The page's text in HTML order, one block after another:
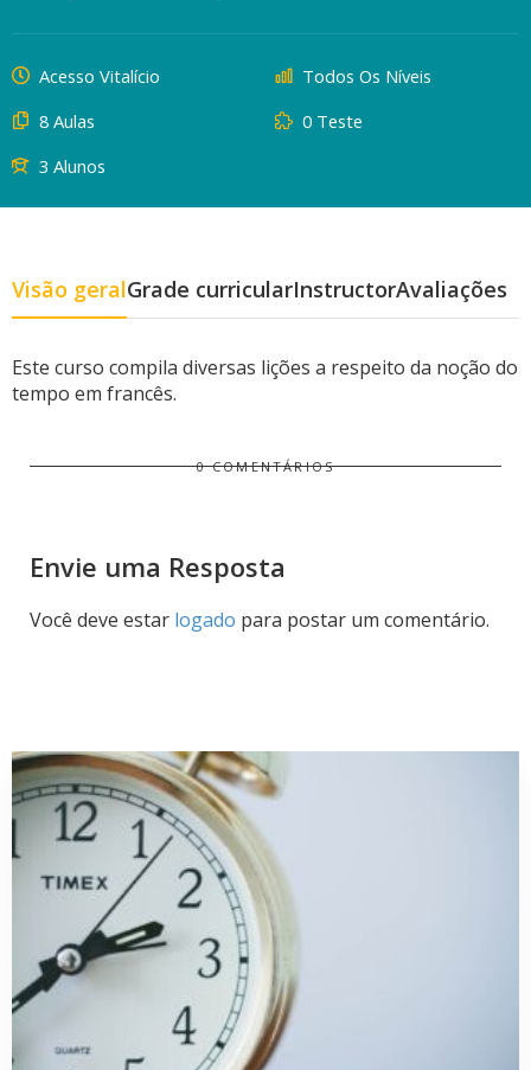
Acesso Vitalício
Todos Os Níveis
8 Aulas
0 Teste
3 Alunos
Visão geralGrade curricularInstructorAvaliações
Este curso compila diversas lições a respeito da noção do
tempo em francês.
0 COMENTÁRIOS
Envie uma Resposta
Você deve estar logado para postar um comentário.